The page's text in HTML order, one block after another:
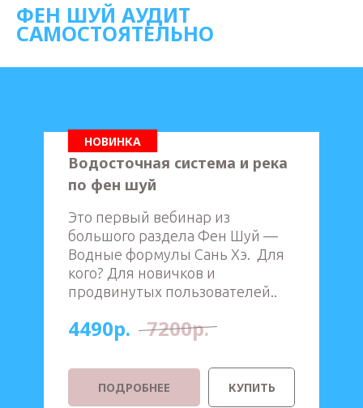
ФЕН ШУЙ АУДИТ
САМОСТОЯТЕЛЬНО
НОВИНКА
Водосточная система и река
по фен шуй
Это первый вебинар из
большого раздела Фен Шуй —
Водные формулы Сань Хэ. Для
кого? Для новичков и
продвинутых пользователей..
4490р. 7200р.
ПОДРОБНЕЕ КУПИТЬ